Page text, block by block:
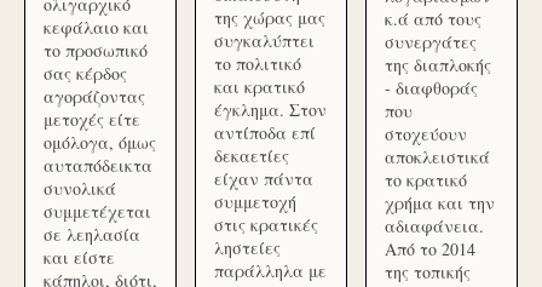
κεφάλαιο και
το προσωπικό
σας κέρδος
αγοράζοντας
μετοχές είτε
ομόλογα, όμως
αυταπόδεικτα
συνολικά
συμμετέχεται
σε λεηλασία
και είστε
κάπηλοι, διότι,
της χώρας μας
συγκαλύπτει
το πολιτικό
και κρατικό
έγκλημα. Στον
αντίποδα επί
δεκαετίες
είχαν πάντα
συμμετοχή
στις κρατικές
ληστείες
παράλληλα με
κ.ά από τους
συνεργάτες
της διαπλοκής
- διαφθοράς
που
στοχεύουν
αποκλειστικά
το κρατικό
χρήμα και την
αδιαφάνεια.
Από το 2014
της τοπικής